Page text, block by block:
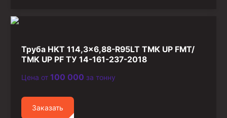
Труба НКТ 114,3×6,88-R95LT ТМК UP FMT/
ТМК UP PF ТУ 14-161-237-2018
Цена от 100 000 за тонну
Заказать